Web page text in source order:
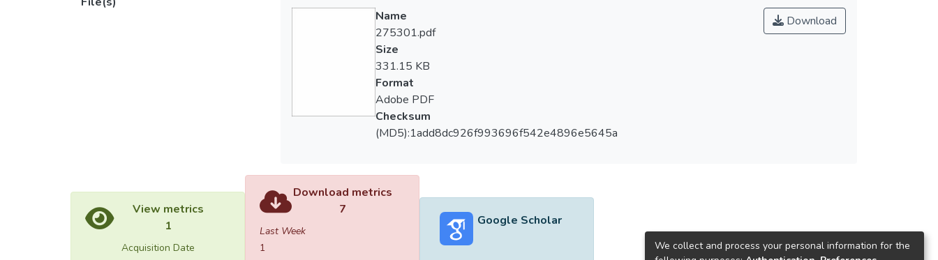
Download
Name
275301.pdf
Size
331.15 KB
Format
Adobe PDF
Checksum
(MD5):1add8dc926f993696f542e4896e5645a
View metrics
1
Acquisition Date
Download metrics
7
Last Week
1
Google Scholar
We collect and process your personal information for the